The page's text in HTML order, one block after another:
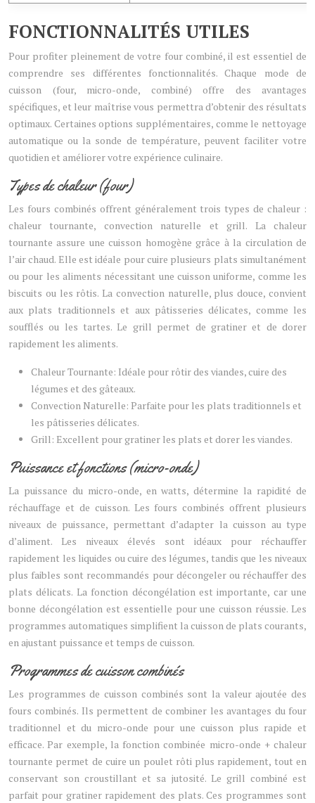
FONCTIONNALITÉS UTILES
Pour profiter pleinement de votre four combiné, il est essentiel de
comprendre ses différentes fonctionnalités. Chaque mode de
cuisson (four, micro-onde, combiné) offre des avantages
spécifiques, et leur maîtrise vous permettra d’obtenir des résultats
optimaux. Certaines options supplémentaires, comme le nettoyage
automatique ou la sonde de température, peuvent faciliter votre
quotidien et améliorer votre expérience culinaire.
Types de chaleur (four)
Les fours combinés offrent généralement trois types de chaleur :
chaleur tournante, convection naturelle et grill. La chaleur
tournante assure une cuisson homogène grâce à la circulation de
l’air chaud. Elle est idéale pour cuire plusieurs plats simultanément
ou pour les aliments nécessitant une cuisson uniforme, comme les
biscuits ou les rôtis. La convection naturelle, plus douce, convient
aux plats traditionnels et aux pâtisseries délicates, comme les
soufflés ou les tartes. Le grill permet de gratiner et de dorer
rapidement les aliments.
Chaleur Tournante: Idéale pour rôtir des viandes, cuire des
légumes et des gâteaux.
Convection Naturelle: Parfaite pour les plats traditionnels et
les pâtisseries délicates.
Grill: Excellent pour gratiner les plats et dorer les viandes.
Puissance et fonctions (micro-onde)
La puissance du micro-onde, en watts, détermine la rapidité de
réchauffage et de cuisson. Les fours combinés offrent plusieurs
niveaux de puissance, permettant d’adapter la cuisson au type
d’aliment. Les niveaux élevés sont idéaux pour réchauffer
rapidement les liquides ou cuire des légumes, tandis que les niveaux
plus faibles sont recommandés pour décongeler ou réchauffer des
plats délicats. La fonction décongélation est importante, car une
bonne décongélation est essentielle pour une cuisson réussie. Les
programmes automatiques simplifient la cuisson de plats courants,
en ajustant puissance et temps de cuisson.
Programmes de cuisson combinés
Les programmes de cuisson combinés sont la valeur ajoutée des
fours combinés. Ils permettent de combiner les avantages du four
traditionnel et du micro-onde pour une cuisson plus rapide et
efficace. Par exemple, la fonction combinée micro-onde + chaleur
tournante permet de cuire un poulet rôti plus rapidement, tout en
conservant son croustillant et sa jutosité. Le grill combiné est
parfait pour gratiner rapidement des plats. Ces programmes sont